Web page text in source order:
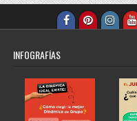
INFOGRAFÍAS